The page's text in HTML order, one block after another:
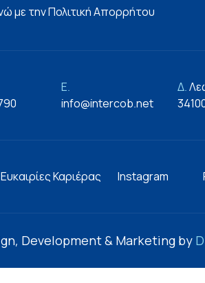
με τηνΠολιτική Απορρήτου
E.
info@intercob.net
Δ.
Ευκαιρίες Καριέρας Instagram
Development & Marketing by